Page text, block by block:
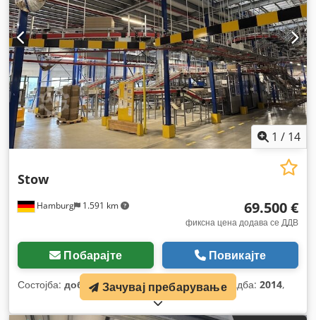
1 / 14
Hamburg 1.591 km
Stow
69.500 €
фиксна цена додава се ДДВ
Побарајте Повикајте
Состојба: добра (користена), Година на изградба: 2014,
Зачувај пребарување